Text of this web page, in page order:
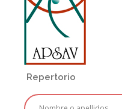
Repertorio